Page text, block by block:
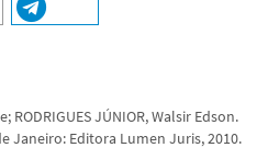
RODRIGUES JÚNIOR, Walsir Edson.
Janeiro: Editora Lumen Juris, 2010.